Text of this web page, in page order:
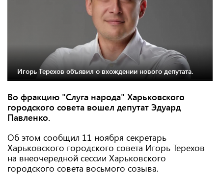
Игорь Терехов объявил о вхождении нового депутата.
Во фракцию "Слуга народа" Харьковского
городского совета вошел депутат Эдуард
Павленко.
Об этом сообщил 11 ноября секретарь
Харьковского городского совета Игорь Терехов
на внеочередной сессии Харьковского
городского совета восьмого созыва.